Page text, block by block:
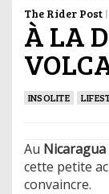
The Rider Post |
À LA
INSOLITE
Au Nicaragua
cette petite
convaincre.